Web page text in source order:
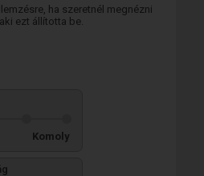
ha szeretnél megnézni
ezt állította be.
Komoly